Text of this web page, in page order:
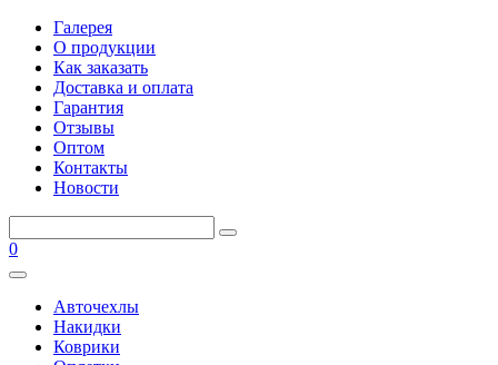
Галерея
О продукции
Как заказать
Доставка и оплата
Гарантия
Отзывы
Оптом
Контакты
Новости
0
Авточехлы
Накидки
Коврики